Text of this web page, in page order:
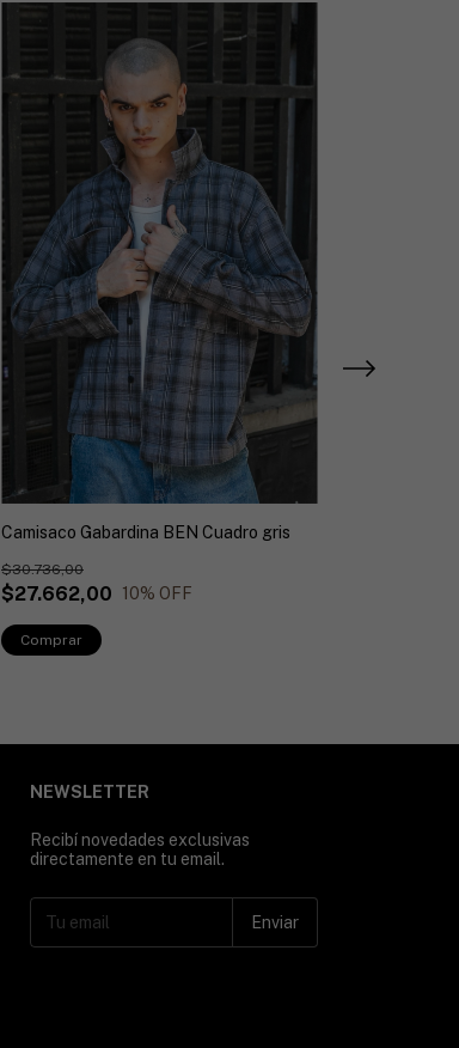
Camisaco Gabardina BEN Cuadro gris
$27.662,00
$30.736,00
10% OFF
Comprar
NEWSLETTER
Recibí novedades exclusivas
directamente en tu email.